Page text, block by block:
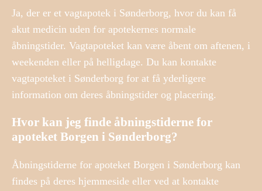
Ja, der er et vagtapotek i Sønderborg, hvor du kan få
akut medicin uden for apotekernes normale
åbningstider. Vagtapoteket kan være åbent om aftenen, i
weekenden eller på helligdage. Du kan kontakte
vagtapoteket i Sønderborg for at få yderligere
information om deres åbningstider og placering.
Hvor kan jeg finde åbningstiderne for
apoteket Borgen i Sønderborg?
Åbningstiderne for apoteket Borgen i Sønderborg kan
findes på deres hjemmeside eller ved at kontakte